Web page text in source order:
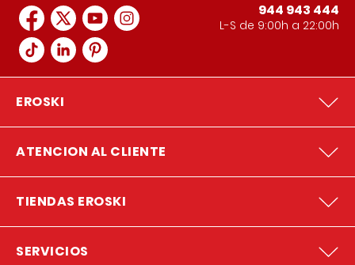
944 943 444
L-S de 9:00h a 22:00h
EROSKI
ATENCION AL CLIENTE
TIENDAS EROSKI
SERVICIOS